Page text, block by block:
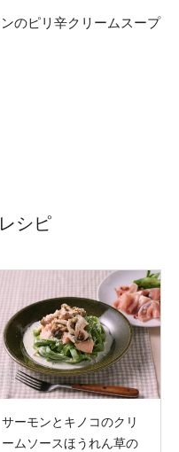
のピリ辛クリームスープ
シピ
サーモンとキノコのクリ
ームソースほうれん草の